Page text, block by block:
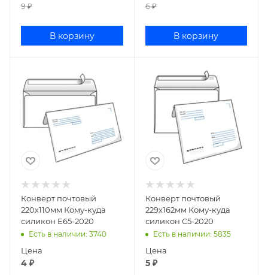
9₽
В корзину
6₽
В корзину
Конверт почтовый
220х110мм Кому-куда
силикон Е65-2020
Есть в наличии: 3740
Цена
4 ₽
Конверт почтовый
229х162мм Кому-куда
силикон С5-2020
Есть в наличии: 5835
Цена
5₽